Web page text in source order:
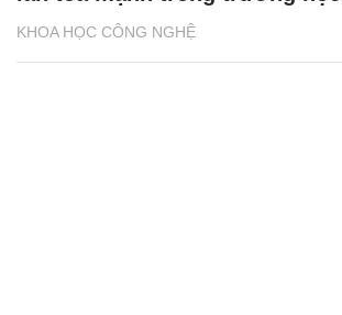
KHOA HỌC CÔNG NGHỆ